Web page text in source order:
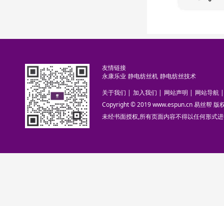
友情链接
永康乐业 静电纺丝机 静电纺丝技术
关于我们 | 加入我们 | 网站声明 | 网站导航 |
Copyright © 2019 www.espun.cn 易丝帮 版
未经书面授权,所有页面内容不得以任何形式